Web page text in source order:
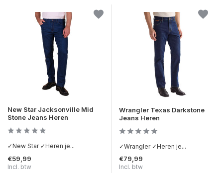
New Star Jacksonville Mid
Stone Jeans Heren
✓New Star ✓Heren je...
€59,99
Incl. btw
Wrangler Texas Darkstone
Jeans Heren
✓Wrangler ✓Heren je...
€79,99
Incl. btw